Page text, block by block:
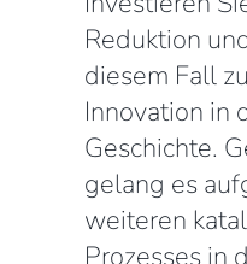
Reduktion
diesem Fall
Innovation in
Geschichte.
gelang es
weiteren
Prozesses in